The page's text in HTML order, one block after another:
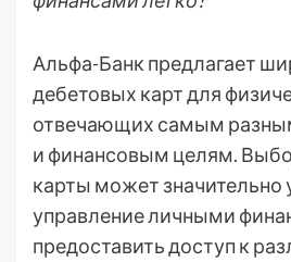
Альфа-Банк предлагает
дебетовых карт для
отвечающих самым
и финансовым целям.
карты может значительно
управление личными
предоставить доступ к